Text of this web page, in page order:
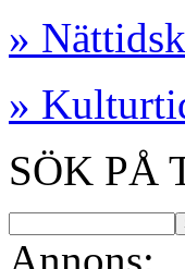
»
»
SÖK PÅ